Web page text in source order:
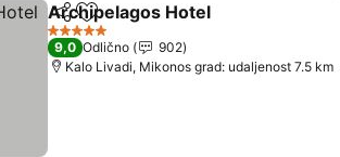
Deli Dodati u favorite
Archipelagos Hotel
5 Zvezdice
9,0 Odlično
902
Kalo Livadi, Mikonos grad: udaljenost 7.5 km